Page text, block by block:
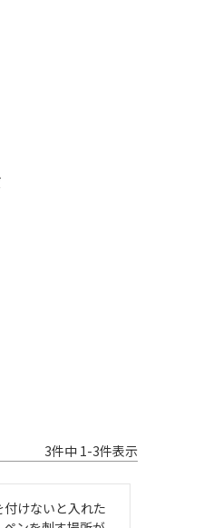
3件中 1-3件表示
けないと入れた